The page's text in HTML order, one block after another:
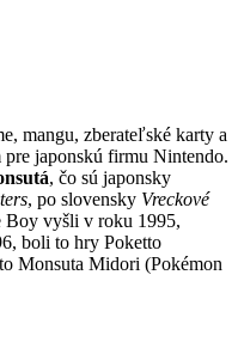
mangu, zberateľské karty a
japonskú firmu Nintendo.
, čo sú japonsky
, po slovensky Vreckové
Boy vyšli v roku 1995,
boli to hry Poketto
Monsuta Midori (Pokémon